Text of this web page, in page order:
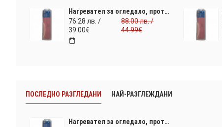
Нагревател за огледало, противозамъгляващ ILO Technology 350x350mm (220V) 30W
76.28 лв. /
39.00€
88.00 лв. /
44.99€
ПОСЛЕДНО РАЗГЛЕДАНИ НАЙ-РАЗГЛЕЖДАНИ
Нагревател за огледало, противозамъгляващ ILO Technology 400x500mm (220V) 36W